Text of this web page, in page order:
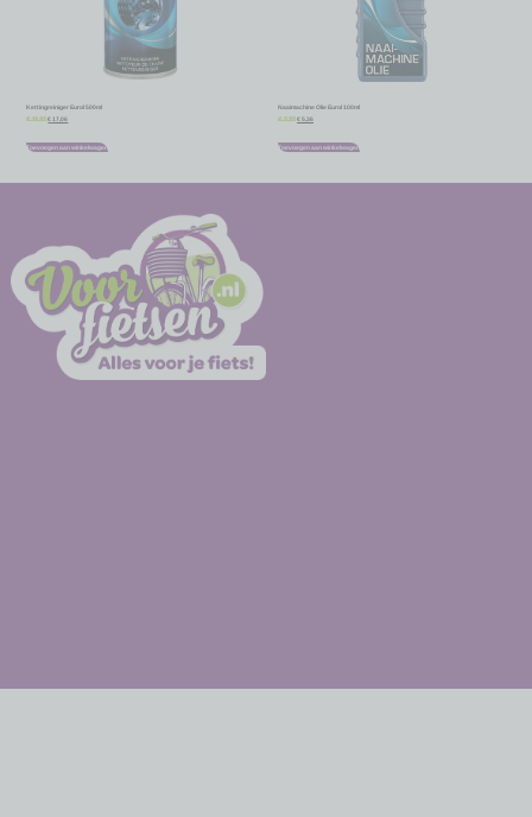
Kettingreiniger Eurol 500ml
€18,95 € 17,06
Toevoegen aan winkelwagen
Naaimachine Olie Eurol 100ml
€ 5,95 € 5,36
Toevoegen aan winkelwagen